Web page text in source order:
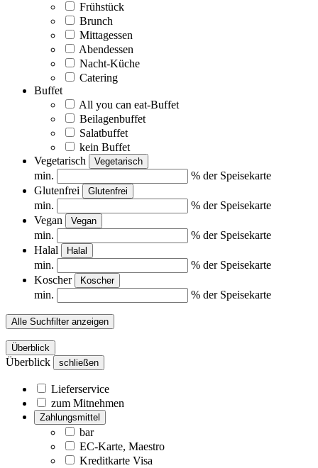
Frühstück
Brunch
Mittagessen
Abendessen
Nacht-Küche
Catering
Buffet
All you can eat-Buffet
Beilagenbuffet
Salatbuffet
kein Buffet
Vegetarisch
Vegetarisch
min.
% der Speisekarte
Glutenfrei
Glutenfrei
min.
% der Speisekarte
Vegan
Vegan
min.
% der Speisekarte
Halal
Halal
min.
% der Speisekarte
Koscher
Koscher
min. % der Speisekarte
Alle Suchfilter anzeigen
Überblick
Überblick schließen
Lieferservice
zum Mitnehmen
Zahlungsmittel
bar
EC-Karte, Maestro
Kreditkarte Visa